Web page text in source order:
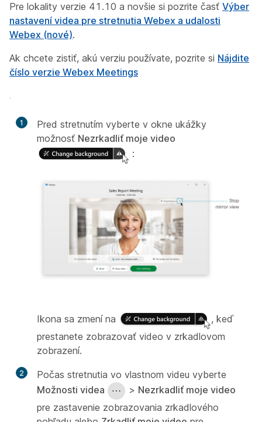
Pre lokality verzie 41.10 a novšie si pozrite časť Výber
nastavení videa pre stretnutia Webex a udalosti
Webex (nové).
Ak chcete zistiť, akú verziu používate, pozrite si Nájdite
číslo verzie Webex Meetings
1
Pred stretnutím vyberte v okne ukážky
možnosť Nezrkadliť moje video
:
Ikona sa zmení na
, keď
prestanete zobrazovať video v zrkadlovom
zobrazení.
2
Počas stretnutia vo vlastnom videu vyberte
Možnosti videa
> Nezrkadliť moje video
pre zastavenie zobrazovania zrkadlového